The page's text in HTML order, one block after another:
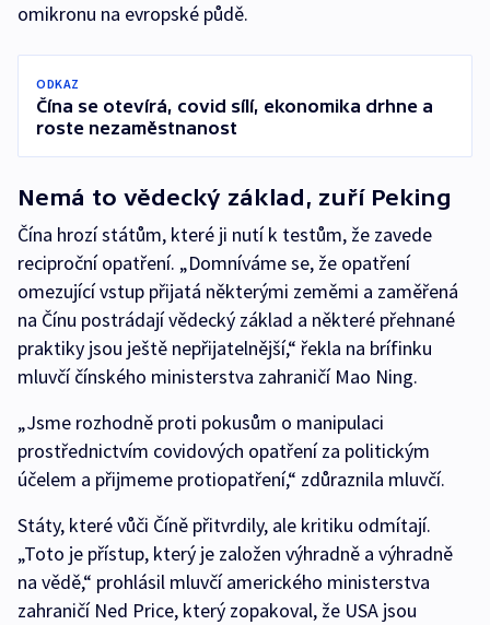
omikronu na evropské půdě.
ODKAZ
Čína se otevírá, covid sílí, ekonomika drhne a
roste nezaměstnanost
Nemá to vědecký základ, zuří Peking
Čína hrozí státům, které ji nutí k testům, že zavede
reciproční opatření. „Domníváme se, že opatření
omezující vstup přijatá některými zeměmi a zaměřená
na Čínu postrádají vědecký základ a některé přehnané
praktiky jsou ještě nepřijatelnější,“ řekla na brífinku
mluvčí čínského ministerstva zahraničí Mao Ning.
„Jsme rozhodně proti pokusům o manipulaci
prostřednictvím covidových opatření za politickým
účelem a přijmeme protiopatření,“ zdůraznila mluvčí.
Státy, které vůči Číně přitvrdily, ale kritiku odmítají.
„Toto je přístup, který je založen výhradně a výhradně
na vědě,“ prohlásil mluvčí amerického ministerstva
zahraničí Ned Price, který zopakoval, že USA jsou